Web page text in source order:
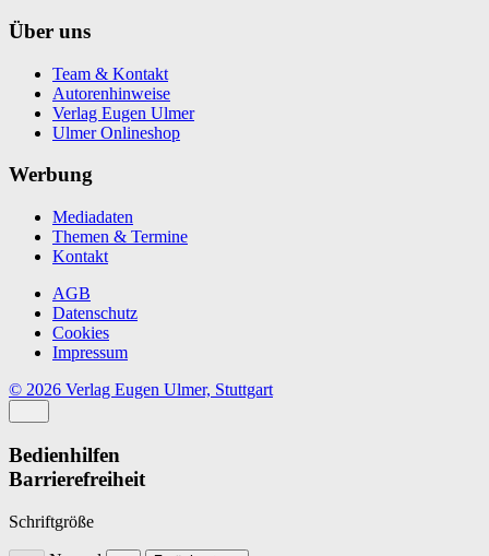
Über uns
Team & Kontakt
Autorenhinweise
Verlag Eugen Ulmer
Ulmer Onlineshop
Werbung
Mediadaten
Themen & Termine
Kontakt
AGB
Datenschutz
Cookies
Impressum
© 2026 Verlag Eugen Ulmer, Stuttgart
Bedienhilfen
Barrierefreiheit
Schriftgröße